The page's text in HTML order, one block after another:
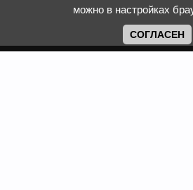
можно в настройках
СОГЛАСЕН